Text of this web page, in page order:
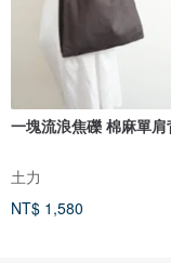
一塊流浪焦礫 棉麻單
土力
NT$ 1,580